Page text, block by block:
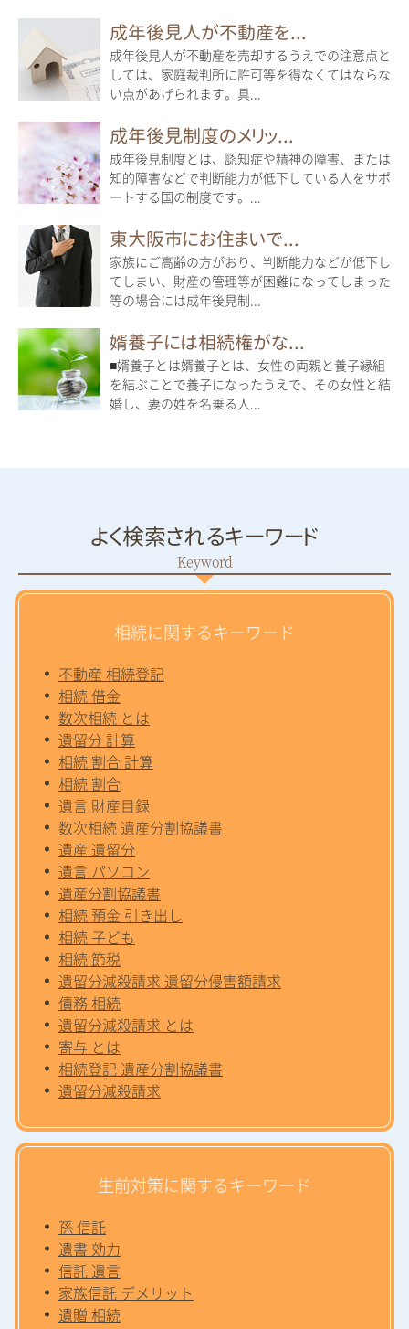
成年後見人が不動産を...
成年後見人が不動産を売却するうえでの注意点と
しては、家庭裁判所に許可等を得なくてはならな
い点があげられます。具...
成年後見制度のメリッ...
成年後見制度とは、認知症や精神の障害、または
知的障害などで判断能力が低下している人をサポ
ートする国の制度です。...
東大阪市にお住まいで...
家族にご高齢の方がおり、判断能力などが低下し
てしまい、財産の管理等が困難になってしまった
等の場合には成年後見制...
婿養子には相続権がな...
■婿養子とは婿養子とは、女性の両親と養子縁組
を結ぶことで養子になったうえで、その女性と結
婚し、妻の姓を名乗る人...
よく検索されるキーワード
相続に関するキーワード
不動産 相続登記
相続 借金
数次相続 とは
遺留分 計算
相続 割合 計算
相続 割合
遺言 財産目録
数次相続 遺産分割協議書
遺産 遺留分
遺言 パソコン
遺産分割協議書
相続 預金 引き出し
相続 子ども
相続 節税
遺留分減殺請求 遺留分侵害額請求
債務 相続
遺留分減殺請求 とは
寄与 とは
相続登記 遺産分割協議書
遺留分減殺請求
生前対策に関するキーワード
孫 信託
遺書 効力
信託 遺言
家族信託 デメリット
遺贈 相続